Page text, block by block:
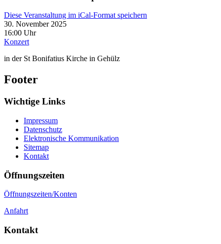
Diese Veranstaltung im iCal-Format speichern
30. November 2025
16:00 Uhr
Konzert
in der St Bonifatius Kirche in Gehülz
Footer
Wichtige Links
Impressum
Datenschutz
Elektronische Kommunikation
Sitemap
Kontakt
Öffnungszeiten
Öffnungszeiten/Konten
Anfahrt
Kontakt